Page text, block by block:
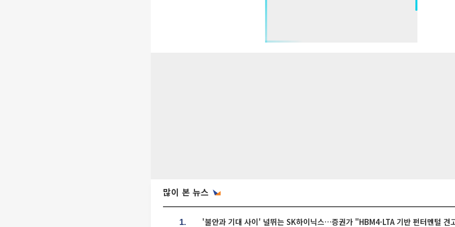
많이 본 뉴스
1. '불안과 기대 사이' 널뛰는 SK하이닉스…증권가 "HBM4·LTA 기반 펀터멘털 견